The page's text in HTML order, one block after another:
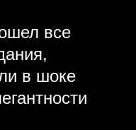
все
в шоке